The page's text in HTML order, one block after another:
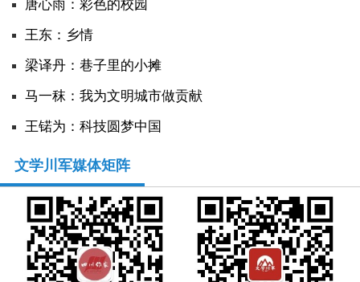
唐心雨：彩色的校园
王东：乡情
​梁译丹：巷子里的小摊
马一秣：我为文明城市做贡献
王锘为：科技圆梦中国
文学川军媒体矩阵